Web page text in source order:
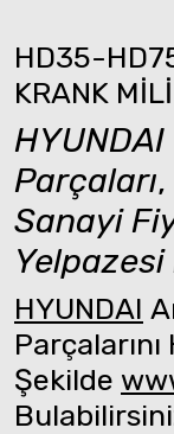
HD35-
KRANK
HYUNDAI
Parçaları,
Sanayi
HYUNDAI
Parçalarını
Şekilde